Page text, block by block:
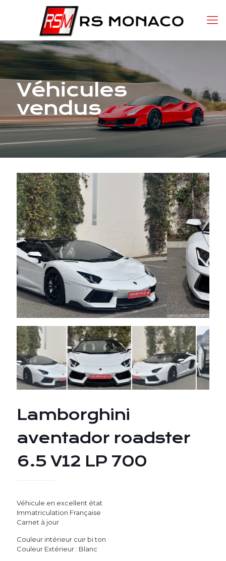
Véhicules
vendus
Lamborghini
aventador roadster
6.5 V12 LP 700
Véhicule en excellent état
Immatriculation Française
Carnet à jour
Couleur intérieur cuir bi ton
Couleur Extérieur : Blanc